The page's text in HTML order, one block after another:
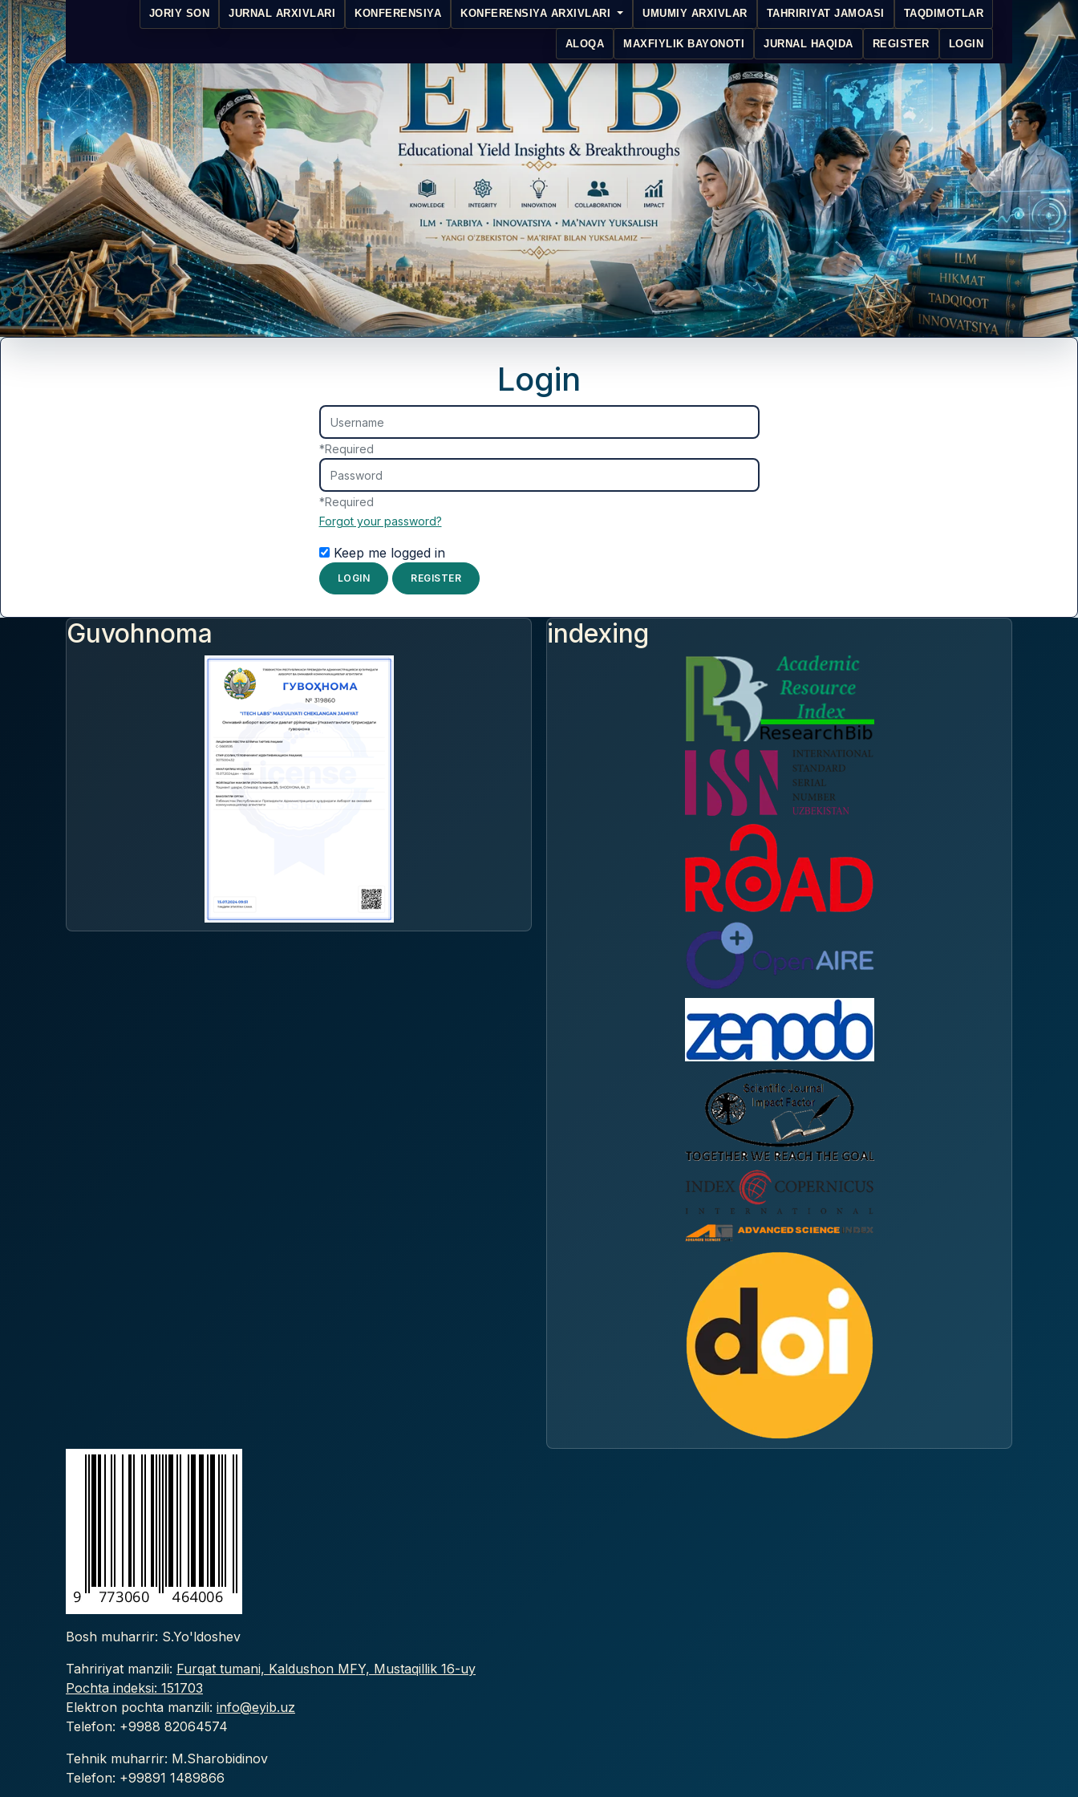
JORIY SON JURNAL ARXIVLARI KONFERENSIYA KONFERENSIYA ARXIVLARI UMUMIY ARXIVLAR TAHRIRIYAT JAMOASI TAQDIMOTLAR
ALOQA MAXFIYLIK BAYONOTI JURNAL HAQIDA REGISTER LOGIN
Login
Username
*Required
Password
*Required
Forgot your password?
Keep me logged in
LOGIN REGISTER
Guvohnoma indexing
Bosh muharrir: S.Yo'ldoshev
Tahririyat manzili: Furqat tumani, Kaldushon MFY, Mustaqillik 16-uy
Pochta indeksi: 151703
Elektron pochta manzili: info@eyib.uz
Telefon: +9988 82064574
Tehnik muharrir: M.Sharobidinov
Telefon: +99891 1489866